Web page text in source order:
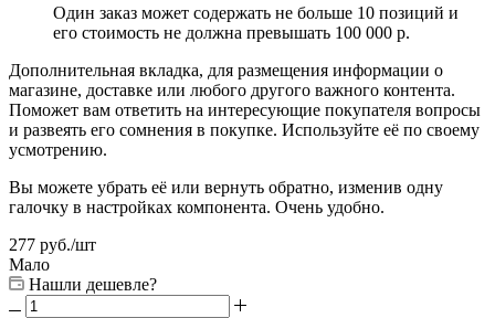
Один заказ может содержать не больше 10 позиций и
его стоимость не должна превышать 100 000 р.
Дополнительная вкладка, для размещения информации о
магазине, доставке или любого другого важного контента.
Поможет вам ответить на интересующие покупателя вопросы
и развеять его сомнения в покупке. Используйте её по своему
усмотрению.
Вы можете убрать её или вернуть обратно, изменив одну
галочку в настройках компонента. Очень удобно.
277 руб./шт
Мало
Нашли дешевле?